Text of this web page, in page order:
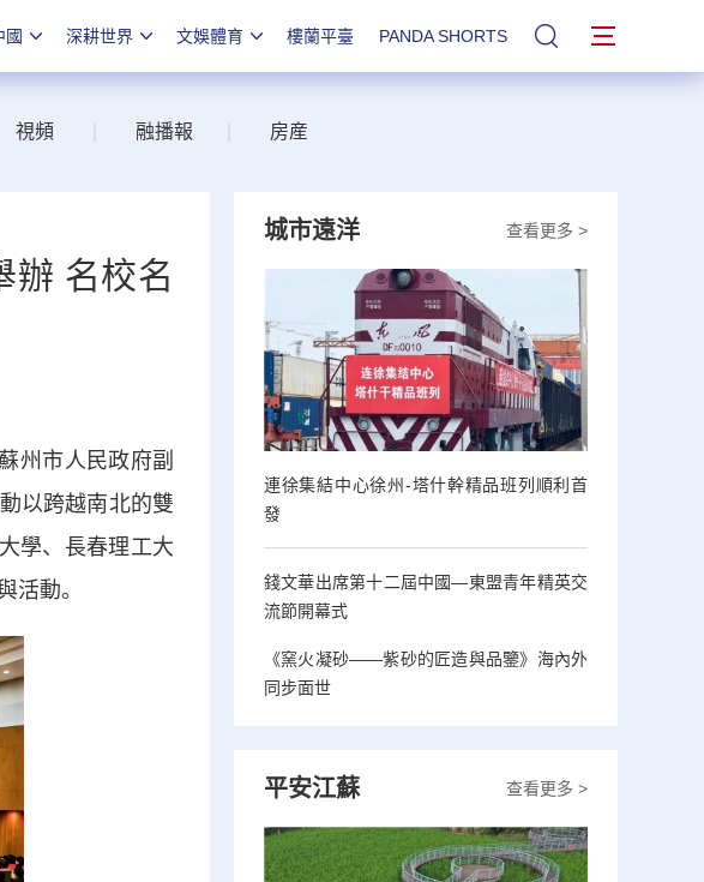
國 深耕世界 文娛體育 樓蘭平臺 PANDA SHORTS 站內搜索
視頻 融播報 房産
辦 名校名
州市人民政府副
以跨越南北的雙
學、長春理工大
活動。
查看更多 >
城市遠洋
連徐集結中心徐州-塔什幹精品班列順利首
發
錢文華出席第十二屆中國—東盟青年精英交
流節開幕式
《窯火凝砂——紫砂的匠造與品鑒》海內外
同步面世
查看更多 >
平安江蘇